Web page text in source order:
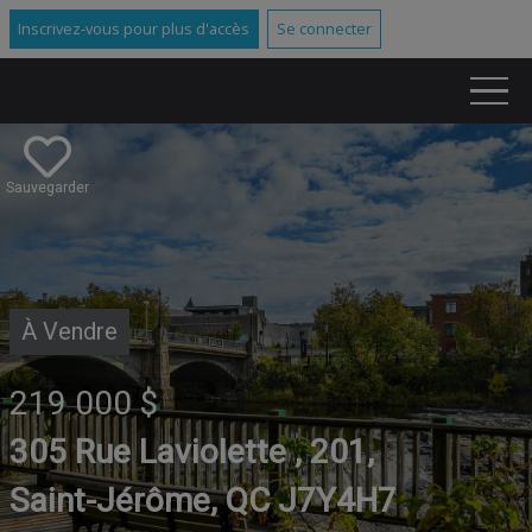
Inscrivez-vous pour plus d'accès Se connecter
Sauvegarder
À Vendre
219 000 $
305 Rue Laviolette , 201,
Saint-Jérôme, QC J7Y4H7